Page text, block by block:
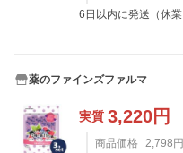
6日以内に発送（休業
薬のファインズファルマ
実質 3,220円
商品価格 2,798 円